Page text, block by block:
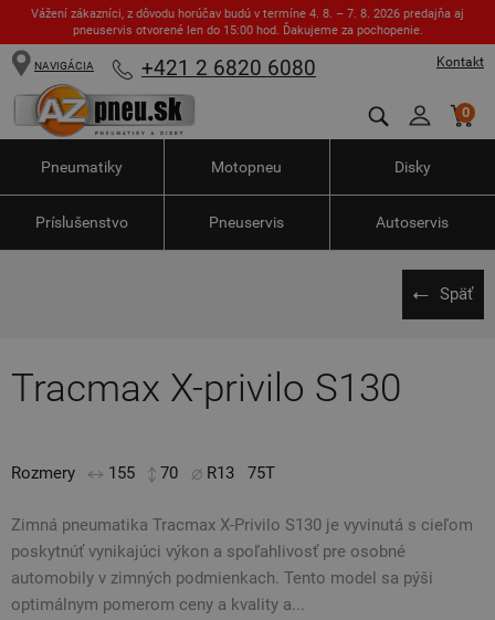
Vážení zákazníci, z dôvodu horúčav budú v termíne 4. 8. – 7. 8. 2026 predajňa aj
pneuservis otvorené len do 15:00 hod. Ďakujeme za pochopenie.
Kontakt
NAVIGÁCIA +421 2 6820 6080
0
Pneumatiky Motopneu Disky
Príslušenstvo Pneuservis Autoservis
Späť
Tracmax X-privilo S130
Rozmery 155 70 R13 75T
Zimná pneumatika Tracmax X-Privilo S130 je vyvinutá s cieľom
poskytnúť vynikajúci výkon a spoľahlivosť pre osobné
automobily v zimných podmienkach. Tento model sa pýši
optimálnym pomerom ceny a kvality a...